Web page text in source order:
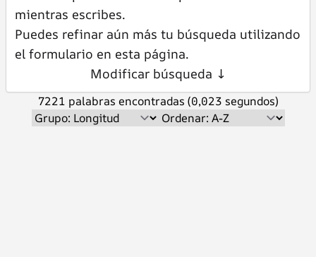
mientras escribes.
Puedes refinar aún más tu búsqueda utilizando
el formulario en esta página.
Modificar búsqueda ↓
7221 palabras encontradas (0,023 segundos)